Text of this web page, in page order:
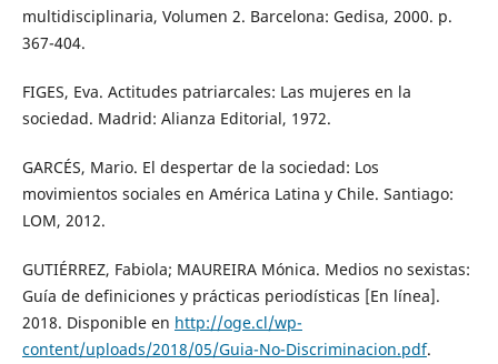
multidisciplinaria, Volumen 2. Barcelona: Gedisa, 2000. p.
367-404.
FIGES, Eva. Actitudes patriarcales: Las mujeres en la
sociedad. Madrid: Alianza Editorial, 1972.
GARCÉS, Mario. El despertar de la sociedad: Los
movimientos sociales en América Latina y Chile. Santiago:
LOM, 2012.
GUTIÉRREZ, Fabiola; MAUREIRA Mónica. Medios no sexistas:
Guía de definiciones y prácticas periodísticas [En línea].
2018. Disponible en http://oge.cl/wp-
content/uploads/2018/05/Guia-No-Discriminacion.pdf.